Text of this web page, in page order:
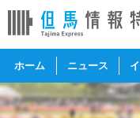
ホーム ニュース